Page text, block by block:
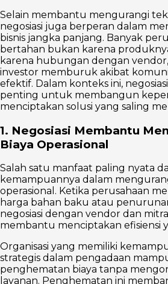
Selain membantu mengurangi
negosiasi juga berperan dalam
bisnis jangka panjang. Banyak
bertahan bukan karena
karena hubungan dengan
investor memburuk akibat
efektif. Dalam konteks ini,
penting untuk membangun
menciptakan solusi yang saling
1. Negosiasi Membantu
Biaya Operasional
Salah satu manfaat paling nyata
kemampuannya dalam
operasional. Ketika perusahaan
harga bahan baku atau
negosiasi dengan vendor dan
membantu menciptakan efisiensi
Organisasi yang memiliki
strategis dalam pengadaan
penghematan biaya tanpa
layanan. Penghematan ini